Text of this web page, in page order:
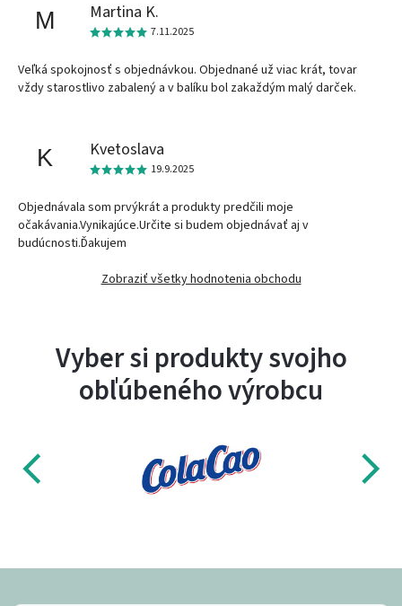
M Martina K.
7.11.2025
Veľká spokojnosť s objednávkou. Objednané už viac krát, tovar
vždy starostlivo zabalený a v balíku bol zakaždým malý darček.
K Kvetoslava
19.9.2025
Objednávala som prvýkrát a produkty predčili moje
očakávania.Vynikajúce.Určite si budem objednávať aj v
budúcnosti.Ďakujem
Zobraziť všetky hodnotenia obchodu
Vyber si produkty svojho
obľúbeného výrobcu